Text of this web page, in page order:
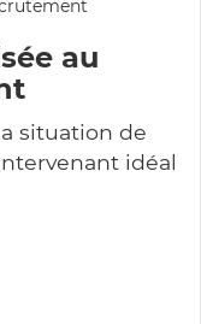
au
situation de
idéal